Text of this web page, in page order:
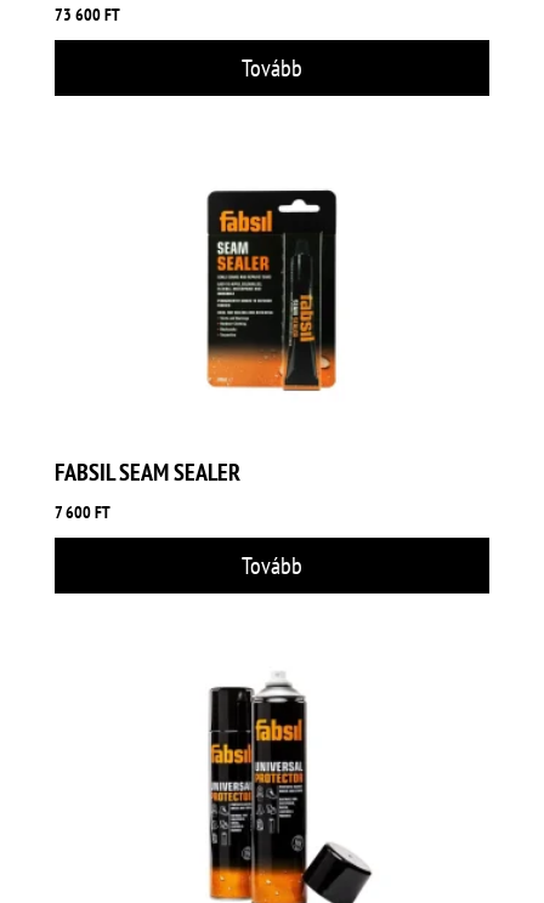
73 600FT
Tovább
FABSIL SEAM SEALER
7 600FT
Tovább